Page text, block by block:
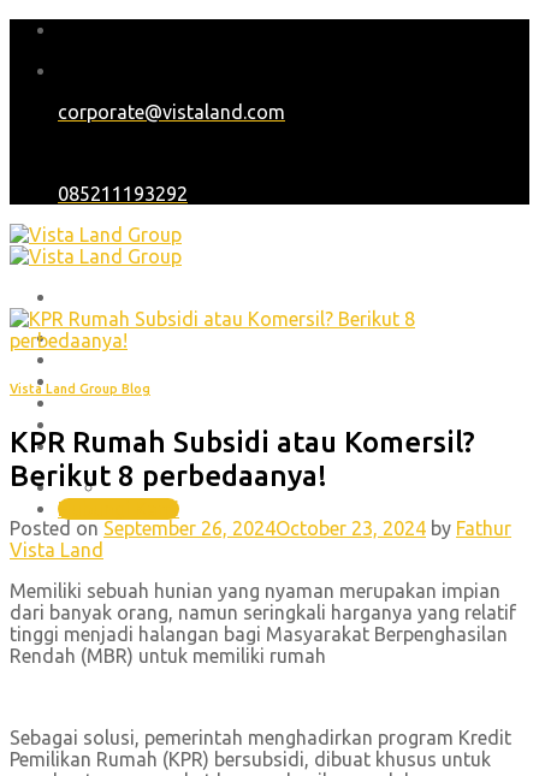
Skip
content
corporate@vistaland.com
085211193292
Home
Proyek
Blog
Hubungi Kami
(021) 30448551 , (021) 45850701
Hubungi Kami
Vista Land Group Blog
KPR Rumah Subsidi atau Komersil?
Berikut 8 perbedaanya!
Posted on September 26, 2024October 23, 2024 by Fathur
Vista Land
Memiliki sebuah hunian yang nyaman merupakan impian
dari banyak orang, namun seringkali harganya yang relatif
tinggi menjadi halangan bagi Masyarakat Berpenghasilan
Rendah (MBR) untuk memiliki rumah
Sebagai solusi, pemerintah menghadirkan program Kredit
Pemilikan Rumah (KPR) bersubsidi, dibuat khusus untuk